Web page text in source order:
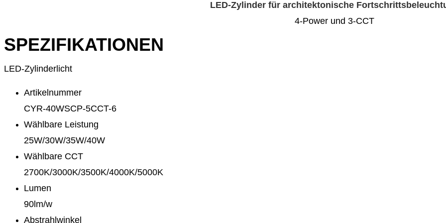
LED-Zylinder für architektonische
4-Power und 3-CCT
SPEZIFIKATIONEN
LED-Zylinderlicht
Artikelnummer
CYR-40WSCP-5CCT-6
Wählbare Leistung
25W/30W/35W/40W
Wählbare CCT
2700K/3000K/3500K/4000K/5000K
Lumen
90lm/w
Abstrahlwinkel